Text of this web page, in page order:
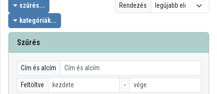
Bejelentkezés
Felfedezés
Kategóriák
Lejátszási listák
Intézmények
szűrés...
kategóriák...
Rendezés
Szűrés
Cím és alcím
Feltöltve -